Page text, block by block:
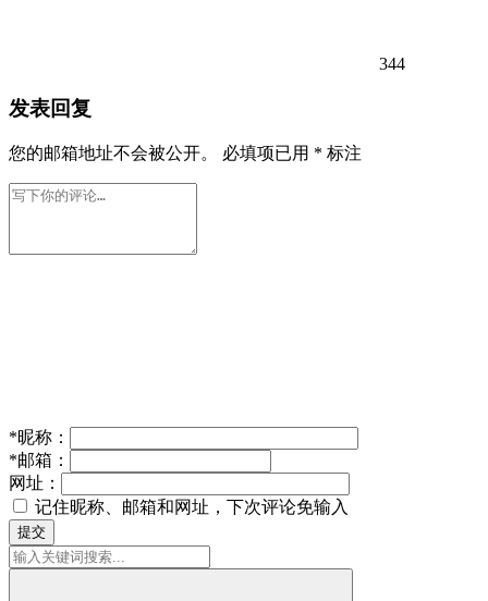
344
发表回复
您的邮箱地址不会被公开。 必填项已用 * 标注
*昵称：
*邮箱：
网址：
记住昵称、邮箱和网址，下次评论免输入
提交